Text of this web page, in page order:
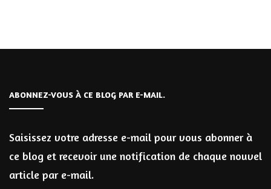
ABONNEZ-VOUS À CE BLOG PAR E-MAIL.
Saisissez votre adresse e-mail pour vous abonner à
ce blog et recevoir une notification de chaque nouvel
article par e-mail.